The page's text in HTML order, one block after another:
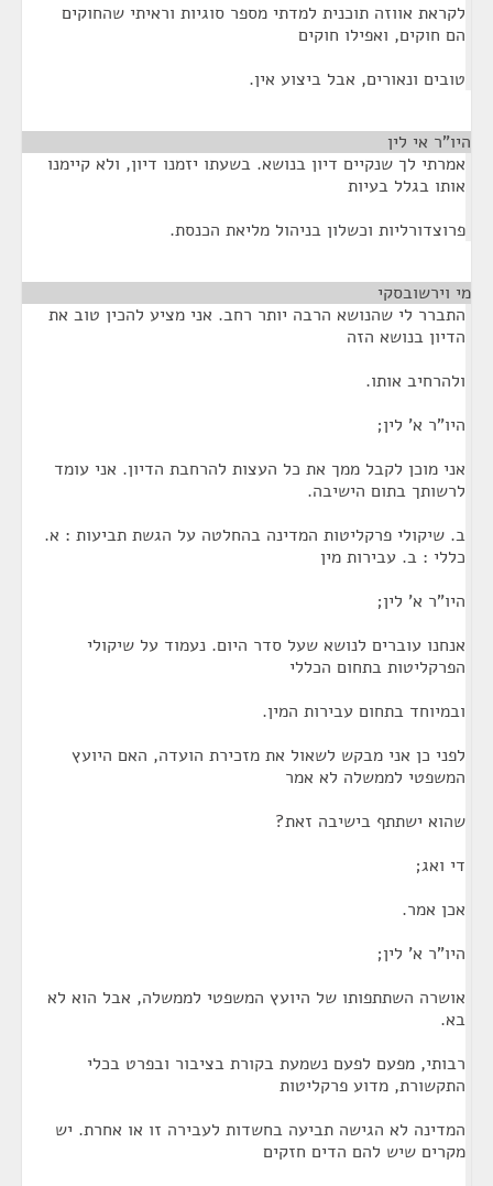
לקראת אווזה תוכנית למדתי מספר סוגיות וראיתי שהחוקים
הם חוקים, ואפילו חוקים
טובים ונאורים, אבל ביצוע אין.
היו"ר אי לין
אמרתי לך שנקיים דיון בנושא. בשעתו יזמנו דיון, ולא קיימנו
אותו בגלל בעיות
פרוצדורליות וכשלון בניהול מליאת הכנסת.
מי וירשובסקי
התברר לי שהנושא הרבה יותר רחב. אני מציע להכין טוב את
הדיון בנושא הזה
ולהרחיב אותו.
היו"ר א' לין;
אני מוכן לקבל ממך את כל העצות להרחבת הדיון. אני עומד
לרשותך בתום הישיבה.
ב. שיקולי פרקליטות המדינה בהחלטה על הגשת תביעות : א.
כללי : ב. עבירות מין
היו"ר א' לין;
אנחנו עוברים לנושא שעל סדר היום. נעמוד על שיקולי
הפרקליטות בתחום הכללי
ובמיוחד בתחום עבירות המין.
לפני כן אני מבקש לשאול את מזכירת הועדה, האם היועץ
המשפטי לממשלה לא אמר
שהוא ישתתף בישיבה זאת?
די ואג;
אכן אמר.
היו"ר א' לין;
אושרה השתתפותו של היועץ המשפטי לממשלה, אבל הוא לא
בא.
רבותי, מפעם לפעם נשמעת בקורת בציבור ובפרט בכלי
התקשורת, מדוע פרקליטות
המדינה לא הגישה תביעה בחשדות לעבירה זו או אחרת. יש
מקרים שיש להם הדים חזקים